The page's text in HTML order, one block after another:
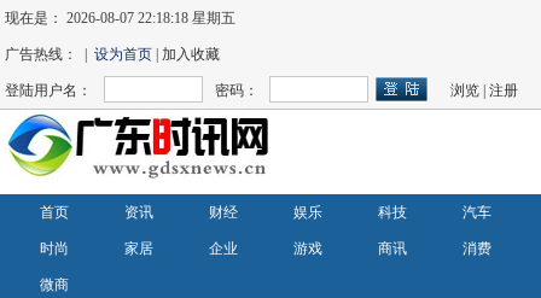
现在是：2026-08-07 22:18:19 星期五
广告热线： |设为首页 | 加入收藏
登陆用户名： 密码： 浏览 |注册
首页 资讯 财经 娱乐 科技 汽车
时尚 家居 企业 游戏 商讯 消费
微商